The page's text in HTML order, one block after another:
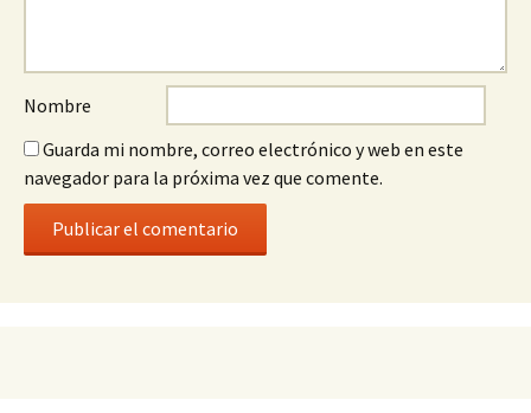
Nombre
Guarda mi nombre, correo electrónico y web en este
navegador para la próxima vez que comente.